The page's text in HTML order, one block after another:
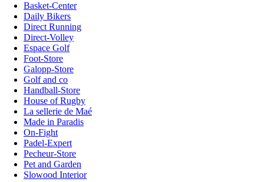
Basket-Center
Daily Bikers
Direct Running
Direct-Volley
Espace Golf
Foot-Store
Galopp-Store
Golf and co
Handball-Store
House of Rugby
La sellerie de Maé
Made in Paradis
On-Fight
Padel-Expert
Pecheur-Store
Pet and Garden
Slowood Interior